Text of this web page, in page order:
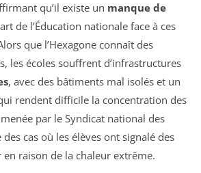
qu’il existe un manque de
de l’Éducation nationale face à ces
que l’Hexagone connaît des
les écoles souffrent d’infrastructures
, avec des bâtiments mal isolés et un
rendent difficile la concentration des
par le Syndicat national des
cas où les élèves ont signalé des
raison de la chaleur extrême.